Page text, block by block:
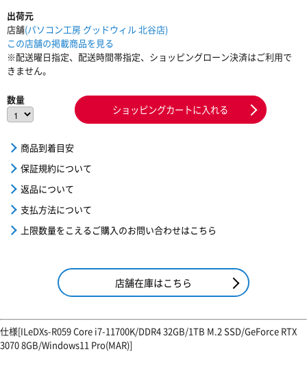
出荷元
店舗(パソコン工房 グッドウィル 北谷店)
この店舗の掲載商品を見る
※配送曜日指定、配送時間帯指定、ショッピングローン決済はご利用で
きません。
数量
ショッピングカートに入れる
商品到着目安
保証規約について
返品について
支払方法について
上限数量をこえるご購入のお問い合わせはこちら
店舗在庫はこちら
仕様[ILeDXs-R059 Core i7-11700K/DDR4 32GB/1TB M.2 SSD/GeForce RTX
3070 8GB/Windows11 Pro(MAR)]